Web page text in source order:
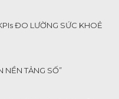
ĐO LƯỜNG SỨC KHOẺ
NỀN TẢNG SỐ”